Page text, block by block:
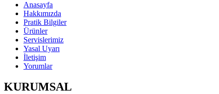
Anasayfa
Hakkımızda
Pratik Bilgiler
Ürünler
Servislerimiz
Yasal Uyarı
İletişim
Yorumlar
KURUMSAL